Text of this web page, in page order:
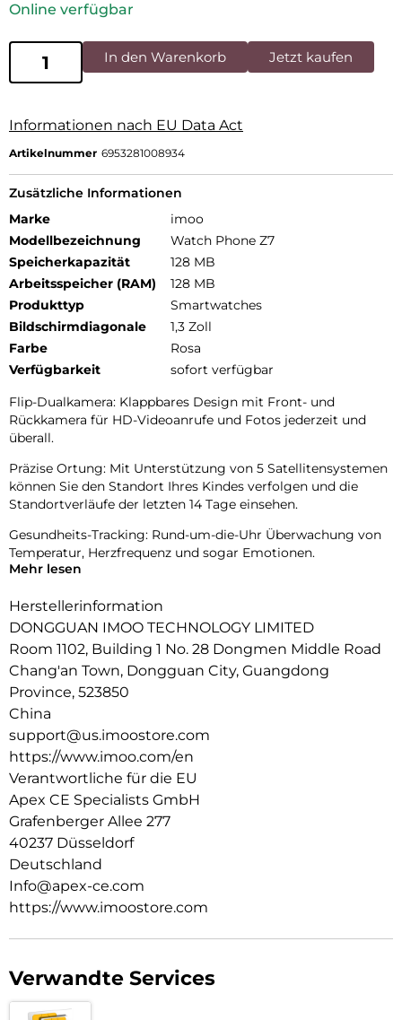
Online verfügbar
In den Warenkorb Jetzt kaufen
Informationen nach EU Data Act
Artikelnummer 6953281008934
Zusätzliche Informationen
Marke
imoo
Modellbezeichnung
Watch Phone Z7
Speicherkapazität
128 MB
Arbeitsspeicher (RAM)
128 MB
Produkttyp
Smartwatches
Bildschirmdiagonale
1,3 Zoll
Farbe
Rosa
Verfügbarkeit
sofort verfügbar
Flip-Dualkamera: Klappbares Design mit Front- und
Rückkamera für HD-Videoanrufe und Fotos jederzeit und
überall.
Präzise Ortung: Mit Unterstützung von 5 Satellitensystemen
können Sie den Standort Ihres Kindes verfolgen und die
Standortverläufe der letzten 14 Tage einsehen.
Gesundheits-Tracking: Rund-um-die-Uhr Überwachung von
Temperatur, Herzfrequenz und sogar Emotionen.
von Training und Leistungsdaten.
Wasserdicht: Zum Schwimmen geeignet, wasserdicht bis zu
20 m Tiefe.
Mehrsprachige Unterstützung: Verfügbar in Englisch,
Deutsch, Polnisch, Spanisch und Chinesisch.
Mehr lesen
Herstellerinformation
DONGGUAN IMOO TECHNOLOGY LIMITED
Room 1102, Building 1 No. 28 Dongmen Middle Road
Chang'an Town, Dongguan City, Guangdong
Province, 523850
China
support@us.imoostore.com
https://www.imoo.com/en
Verantwortliche für die EU
Apex CE Specialists GmbH
Grafenberger Allee 277
40237 Düsseldorf
Deutschland
Info@apex-ce.com
https://www.imoostore.com
Verwandte Services